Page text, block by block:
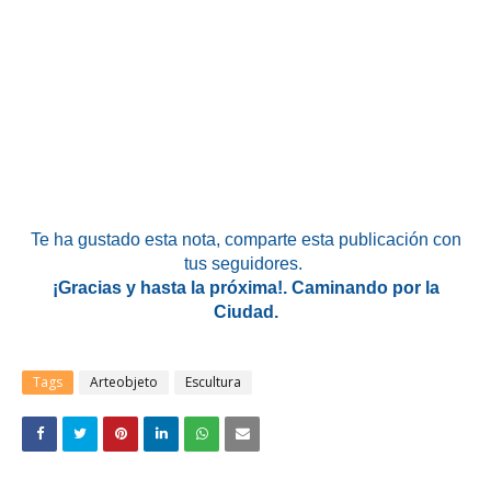
Te ha gustado esta nota, comparte esta publicación con
tus seguidores.
¡Gracias y hasta la próxima!. Caminando por la
Ciudad.
Tags Arteobjeto Escultura